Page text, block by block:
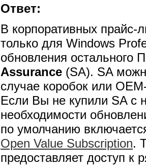
Ответ:
В корпоративных прайс-
только для Windows
обновления остального
Assurance (SA). SA
случае коробок или
Если Вы не купили SA с
необходимости
по умолчанию
Open Value Subscription.
предоставляет доступ к